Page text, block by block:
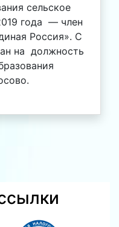
сельское
года — член
Россия». С
на должность